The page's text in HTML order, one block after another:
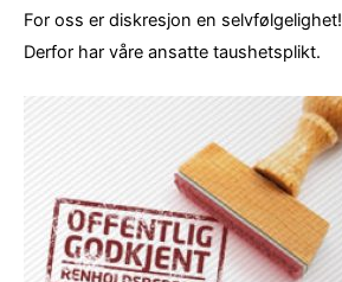
For oss er diskresjon en selvfølgelighet!
Derfor har våre ansatte taushetsplikt.